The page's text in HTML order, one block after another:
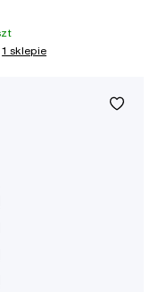
1 sklepie